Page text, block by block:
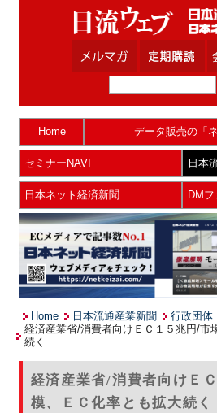
Home データ販売の「
セミナーNAVI 日本
日本ネット経済新聞 DM
Home 日本流通産業新聞
行政団体
経済産業省/消費者向けＥＣ１５兆円/市
続く
経済産業省/消費者向けＥ
模、ＥＣ化率とも拡大続く